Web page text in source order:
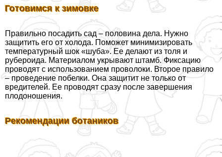
Готовимся к зимовке
Правильно посадить сад – половина дела. Нужно
защитить его от холода. Поможет минимизировать
температурный шок «шуба». Ее делают из толя и
рубероида. Материалом укрывают штамб. Фиксацию
проводят с использованием проволоки. Второе правило
– проведение побелки. Она защитит не только от
вредителей. Ее проводят сразу после завершения
плодоношения.
Рекомендации ботаников